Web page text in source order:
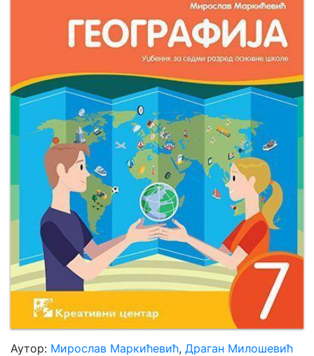
Аутор: Мирослав Маркићевић, Драган Милошевић